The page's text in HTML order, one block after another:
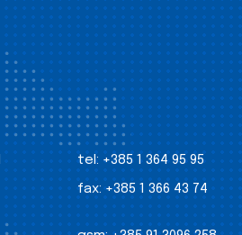
tel: +385 1 364 95 95
fax: +385 1 366 43 74